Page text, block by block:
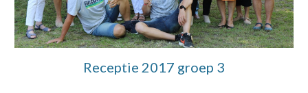
Receptie 2017 groep 3